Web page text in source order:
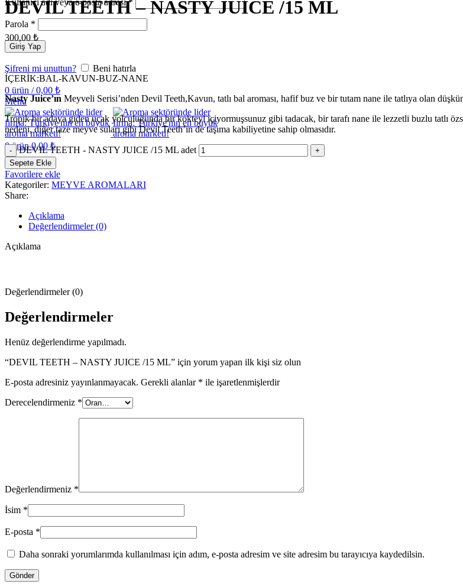
Kullanıcı adı veya e-posta adresi*
Parola *
Giriş Yap
Şifreni mi unuttun? Beni hatırla
0 ürün / 0,00 ₺
Menu
0ürün 0,00₺
DEVIL TEETH – NASTY JUICE /15 ML
300,00 ₺
İÇERİK:BAL-KAVUN-BUZ-NANE
Nasty Juice’ın Meyveli Serisi’nden Devil Teeth,Kavun, tatlı bal aroması, hafif buz ve bir tutam nane ile tatlıya olan
Tropik bir adaya giden uçak yolculuğunda bir kokteyl içiyormuşsunuz gibi tadacak, bir tarafı nane ile lezzetli buzlu tatlı
nedeni, diğer taze meyve suları gibi Devil Teeth’in de taşıma kabiliyetine sahip olmasıdır.
DEVIL TEETH - NASTY JUICE /15 ML adet
Sepete Ekle
Favorilere ekle
Kategoriler: MEYVE AROMALARI
Share:
Açıklama
Değerlendirmeler (0)
Açıklama
Değerlendirmeler (0)
Değerlendirmeler
Henüz değerlendirme yapılmadı.
“DEVIL TEETH – NASTY JUICE /15 ML” için yorum yapan ilk kişi siz olun
E-posta adresiniz yayınlanmayacak. Gerekli alanlar * ile işaretlenmişlerdir
Derecelendirmeniz *
Değerlendirmeniz *
İsim *
E-posta *
Daha sonraki yorumlarımda kullanılması için adım, e-posta adresim ve site adresim bu tarayıcıya kaydedilsin.